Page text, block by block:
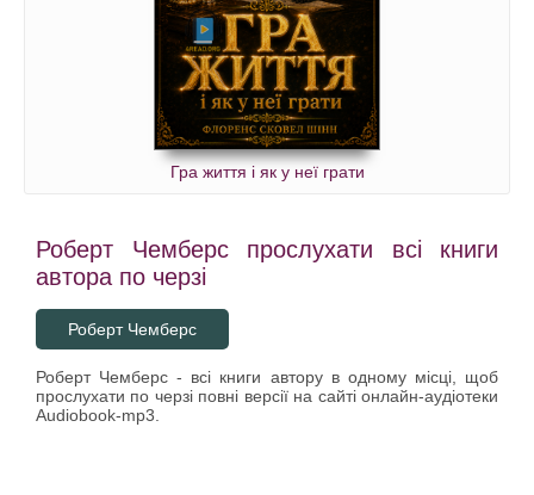
Гра життя і як у неї грати
Роберт Чемберс прослухати всі книги
автора по черзі
Роберт Чемберс
Роберт Чемберс - всі книги автору в одному місці, щоб
прослухати по черзі повні версії на сайті онлайн-аудіотеки
Audiobook-mp3.